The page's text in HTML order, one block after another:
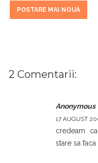
POSTARE MAI NOUĂ
2 Comentarii:
Anonymous
17 AUGUST
credeam
stare sa